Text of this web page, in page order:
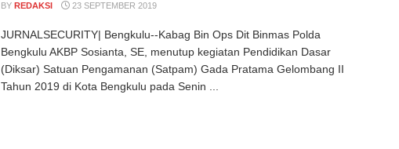
BY REDAKSI 23 SEPTEMBER 2019
JURNALSECURITY| Bengkulu--Kabag Bin Ops Dit Binmas Polda
Bengkulu AKBP Sosianta, SE, menutup kegiatan Pendidikan Dasar
(Diksar) Satuan Pengamanan (Satpam) Gada Pratama Gelombang II
Tahun 2019 di Kota Bengkulu pada Senin ...